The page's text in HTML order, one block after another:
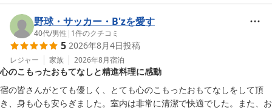
思いますがご満足いただけたようで幸いです。
お料理に関しては温故知新の思いを胸に日々少しづつでもブラッシ
ュアップしていけるように励んでおります。お褒めのお言葉をあり
がとうございます。
境内の散策も楽しんでいただけたようで何よりです。
季節が変われば境内の景色もお料理もかわります。
是非また季節を変えてお越しください。
野球・サッカー・B'zを愛す
40代/男性 | 1件のクチコミ
5 2026年8月4日投稿
レジャー 家族 2026年8月宿泊
心のこもったおもてなしと精進料理に感動
宿の皆さんがとても優しく、とても心のこもったおもてなしをして頂
き、身も心も安らぎました。室内は非常に清潔で快適でした。また、お